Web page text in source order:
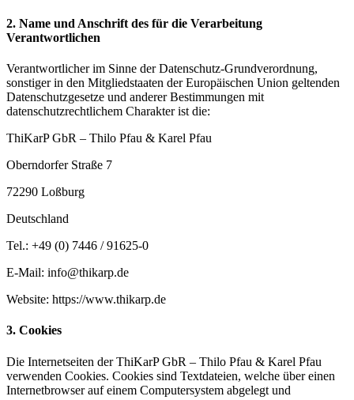
2. Name und Anschrift des für die Verarbeitung
Verantwortlichen
Verantwortlicher im Sinne der Datenschutz-Grundverordnung,
sonstiger in den Mitgliedstaaten der Europäischen Union geltenden
Datenschutzgesetze und anderer Bestimmungen mit
datenschutzrechtlichem Charakter ist die:
ThiKarP GbR – Thilo Pfau & Karel Pfau
Oberndorfer Straße 7
72290 Loßburg
Deutschland
Tel.: +49 (0) 7446 / 91625-0
E-Mail: info@thikarp.de
Website: https://www.thikarp.de
3. Cookies
Die Internetseiten der ThiKarP GbR – Thilo Pfau & Karel Pfau
verwenden Cookies. Cookies sind Textdateien, welche über einen
Internetbrowser auf einem Computersystem abgelegt und